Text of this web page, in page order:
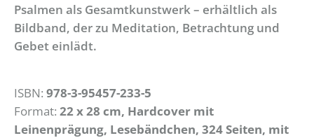
Psalmen als Gesamtkunstwerk – erhältlich als
Bildband, der zu Meditation, Betrachtung und
Gebet einlädt.
ISBN: 978-3-95457-233-5
Format: 22 x 28 cm, Hardcover mit
Leinenprägung, Lesebändchen, 324 Seiten, mit